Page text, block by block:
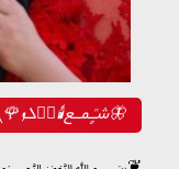
🕯️شـٰـٍٰـمـــع🕯️ܭَܠܙ🌹ܢ݆ߺܝ‌وߊ‌ܝ̇ߺܘ🦋